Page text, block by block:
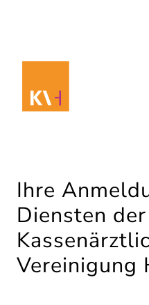
Ihre
Diensten der
Vereinigung